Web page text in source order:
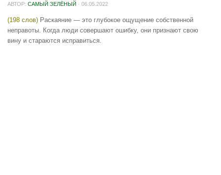
АВТОР: САМЫЙ ЗЕЛЁНЫЙ · 06.05.2022
(198 слов) Раскаяние — это глубокое ощущение собственной
неправоты. Когда люди совершают ошибку, они признают свою
вину и стараются исправиться.